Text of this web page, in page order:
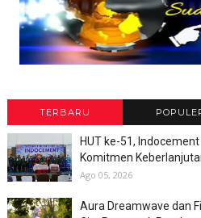
TERBARU
HUT ke-51,
Komitmen
Ago 05, 2026
Aura Dreamwave dan